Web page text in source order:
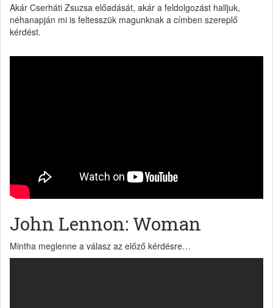
Akár Cserháti Zsuzsa előadását, akár a feldolgozást halljuk,
néhanapján mi is feltesszük magunknak a címben szereplő
kérdést.
John Lennon: Woman
Mintha meglenne a válasz az előző kérdésre…